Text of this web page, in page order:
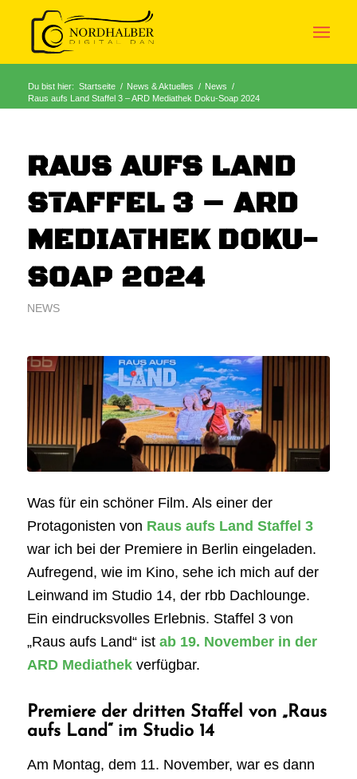
Du bist hier: Startseite / News & Aktuelles / News /
Raus aufs Land Staffel 3 – ARD Mediathek Doku-Soap 2024
RAUS AUFS LAND
STAFFEL 3 – ARD
MEDIATHEK DOKU-
SOAP 2024
NEWS
Was für ein schöner Film. Als einer der
Protagonisten von Raus aufs Land Staffel 3
war ich bei der Premiere in Berlin eingeladen.
Aufregend, wie im Kino, sehe ich mich auf der
Leinwand im Studio 14, der rbb Dachlounge.
Ein eindrucksvolles Erlebnis. Staffel 3 von
„Raus aufs Land“ ist ab 19. November in der
ARD Mediathekverfügbar.
Premiere der dritten Staffel von „Raus
aufs Land“ im Studio 14
Am Montag, dem 11. November, war es dann